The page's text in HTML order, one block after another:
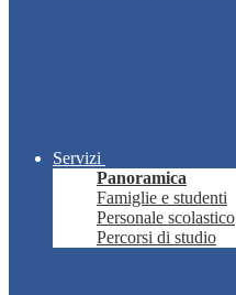
Servizi
Panoramica
Famiglie e studenti
Personale scolastico
Percorsi di studio